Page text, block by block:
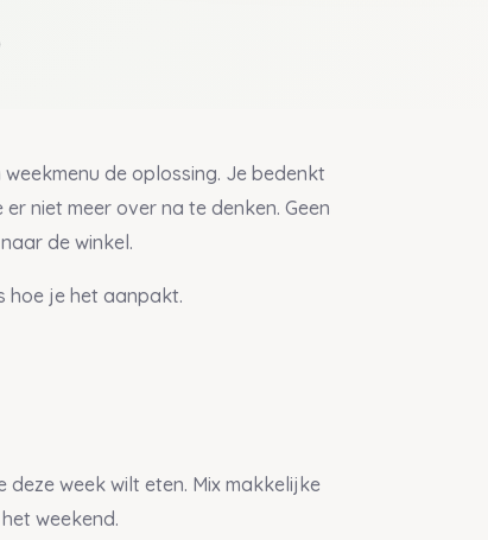
de oplossing. Je bedenkt
niet meer over na te denken. Geen
de winkel.
hoe je het aanpakt.
week wilt eten. Mix makkelijke
weekend.